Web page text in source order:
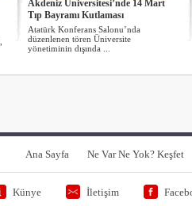
Akdeniz Üniversitesi’nde 14 Mart
Tıp Bayramı Kutlaması
Atatürk Konferans Salonu’nda
düzenlenen tören Üniversite
yönetiminin dışında ...
Ana Sayfa Ne Var Ne Yok? Keşfet
Künye İletişim